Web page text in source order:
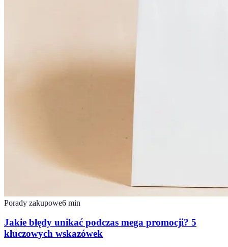
Porady zakupowe6 min
Jakie błędy unikać podczas mega promocji? 5
kluczowych wskazówek